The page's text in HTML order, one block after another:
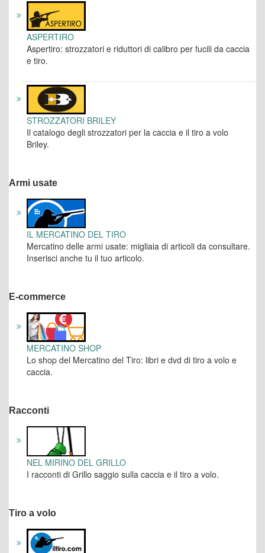
ASPERTIRO
Aspertiro: strozzatori e riduttori di calibro per fucili da caccia
e tiro.
STROZZATORI BRILEY
Il catalogo degli strozzatori per la caccia e il tiro a volo
Briley.
Armi usate
IL MERCATINO DEL TIRO
Mercatino delle armi usate: migliaia di articoli da consultare.
Inserisci anche tu il tuo articolo.
E-commerce
MERCATINO SHOP
Lo shop del Mercatino del Tiro: libri e dvd di tiro a volo e
caccia.
Racconti
NEL MIRINO DEL GRILLO
I racconti di Grillo saggio sulla caccia e il tiro a volo.
Tiro a volo